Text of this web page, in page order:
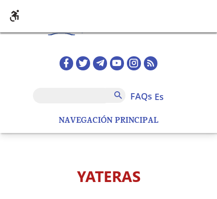
NAVEGACIÓN PRINCIPAL
Redes sociales home
FAQs
FAQs es
YATERAS